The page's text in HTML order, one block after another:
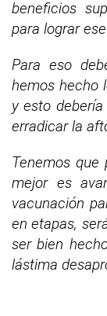
beneficios
para lograr
Para eso
hemos hecho
y esto
erradicar la
Tenemos que
mejor es
vacunación
en etapas,
ser bien
lástima